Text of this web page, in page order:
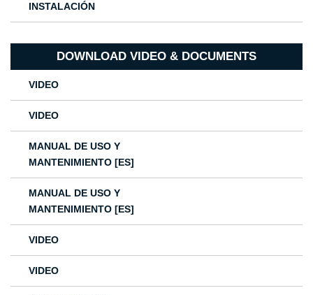
INSTALACIÓN
DOWNLOAD VIDEO & DOCUMENTS
VIDEO
VIDEO
MANUAL DE USO Y
MANTENIMIENTO [ES]
MANUAL DE USO Y
MANTENIMIENTO [ES]
VIDEO
VIDEO